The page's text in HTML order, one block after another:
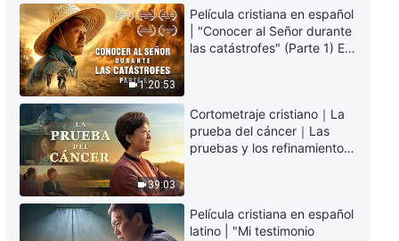
1:20:53
Película cristiana en español
| "Conocer al Señor durante
las catástrofes" (Parte 1) El
39:03
Cortometraje cristiano｜La
prueba del cáncer｜Las
pruebas y los refinamientos
Película cristiana en español
latino | "Mi testimonio